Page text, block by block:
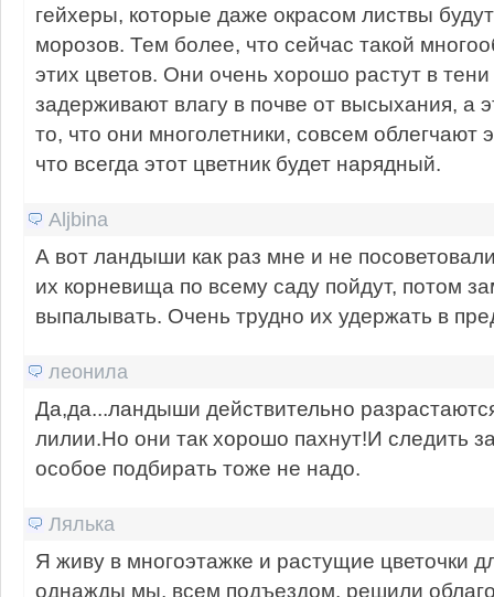
гейхеры, которые даже окрасом листвы
морозов. Тем более, что сейчас такой
этих цветов. Они очень хорошо растут в
задерживают влагу в почве от высыхания, а
то, что они многолетники, совсем облегчают
что всегда этот цветник будет нарядный.
Aljbina
А вот ландыши как раз мне и не
их корневища по всему саду пойдут, потом
выпалывать. Очень трудно их удержать в
леонила
Да,да...ландыши действительно
лилии.Но они так хорошо пахнут!И следить
особое подбирать тоже не надо.
Лялька
Я живу в многоэтажке и растущие цветочки
однажды мы, всем подъездом, решили